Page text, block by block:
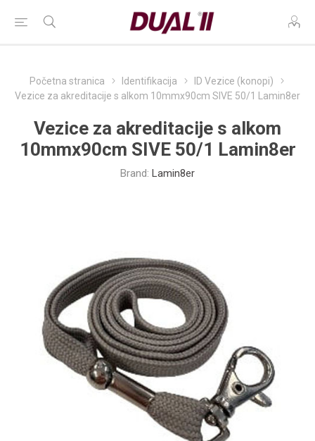
Početna stranica Identifikacija
ID Vezice (konopi)
Vezice za akreditacije s alkom 10mmx90cm SIVE 50/1 Lamin8er
Vezice za akreditacije s alkom
10mmx90cm SIVE 50/1 Lamin8er
Brand: Lamin8er